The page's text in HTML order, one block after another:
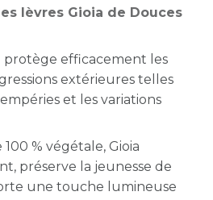
lèvres Gioia de Douces
efficacement les
extérieures telles
et les variations
% végétale, Gioia
préserve la jeunesse de
une touche lumineuse